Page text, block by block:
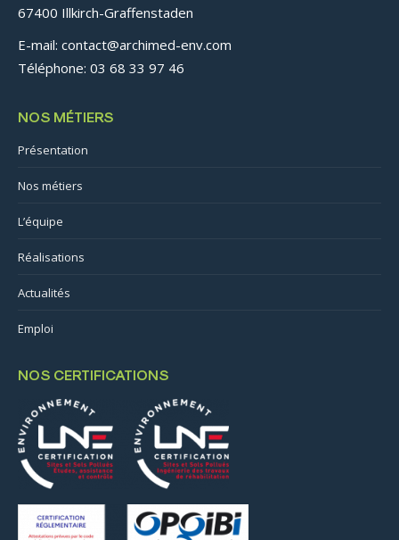
67400 Illkirch-Graffenstaden
E-mail: contact@archimed-env.com
Téléphone: 03 68 33 97 46
NOS MÉTIERS
Présentation
Nos métiers
L’équipe
Réalisations
Actualités
Emploi
NOS CERTIFICATIONS